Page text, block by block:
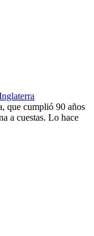
que cumplió 90 años
a cuestas. Lo hace